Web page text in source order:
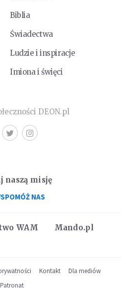
Biblia
Świadectwa
Ludzie i inspiracje
Imiona i święci
DEON.pl
WAM
Mando.pl
naszą misję
NAS
Kontakt
Dla mediów
Patronat